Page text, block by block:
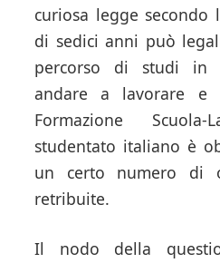
curiosa legge secondo
di sedici anni può
percorso di studi in
andare a lavorare e
Formazione
studentato italiano è
un certo numero di
retribuite.
Il nodo della